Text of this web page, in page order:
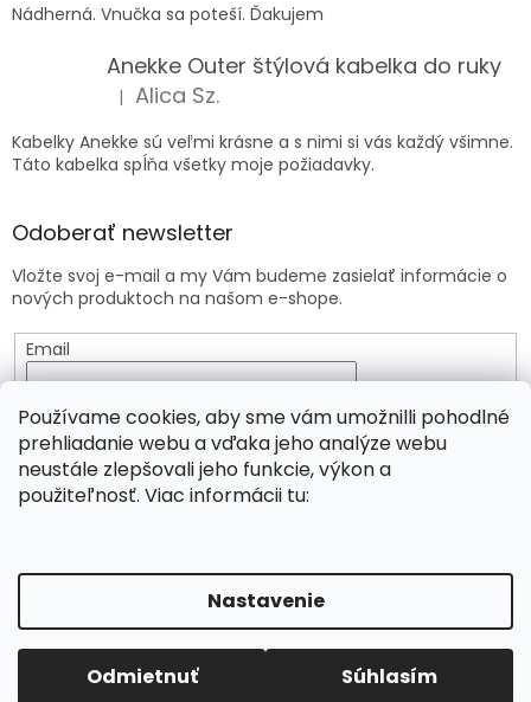
Používame cookies, aby sme vám umožnilli pohodlné
prehliadanie webu a vďaka jeho analýze webu
neustále zlepšovali jeho funkcie, výkon a
použiteľnosť. Viac informácii tu:
Nastavenie
Odmietnuť Súhlasím
Nádherná. Vnučka sa poteší. Ďakujem
Anekke Outer štýlová kabelka do ruky
Hodnotenie produktu je 5 z 5 hviezdičiek.
| Alica Sz.
Kabelky Anekke sú veľmi krásne a s nimi si vás každý všimne.
Táto kabelka spĺňa všetky moje požiadavky.
Odoberať newsletter
Vložte svoj e-mail a my Vám budeme zasielať informácie o
nových produktoch na našom e-shope.
Email
osobných údajov
PRIHLÁSIŤ SA
Copyright 2026Viridia.eu. Všetky práva vyhradené.
Upraviť nastavenie cookies